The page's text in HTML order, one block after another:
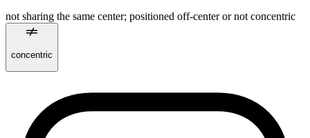
not sharing the same center; positioned off‑center or not concentric
concentric